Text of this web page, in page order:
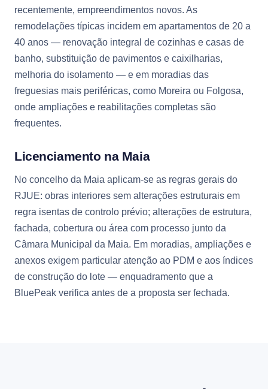
recentemente, empreendimentos novos. As
remodelações típicas incidem em apartamentos de 20 a
40 anos — renovação integral de cozinhas e casas de
banho, substituição de pavimentos e caixilharias,
melhoria do isolamento — e em moradias das
freguesias mais periféricas, como Moreira ou Folgosa,
onde ampliações e reabilitações completas são
frequentes.
Licenciamento na Maia
No concelho da Maia aplicam-se as regras gerais do
RJUE: obras interiores sem alterações estruturais em
regra isentas de controlo prévio; alterações de estrutura,
fachada, cobertura ou área com processo junto da
Câmara Municipal da Maia. Em moradias, ampliações e
anexos exigem particular atenção ao PDM e aos índices
de construção do lote — enquadramento que a
BluePeak verifica antes de a proposta ser fechada.